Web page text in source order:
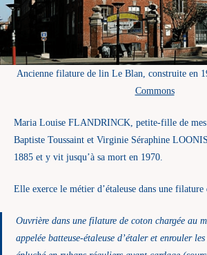
Ancienne filature de lin Le Blan, construite en
Commons
Maria Louise FLANDRINCK, petite-fille de mes
Baptiste Toussaint et Virginie Séraphine
1885 et y vit jusqu’à sa mort en 1970.
Elle exerce le métier d’étaleuse dans une
Ouvrière dans une filature de coton chargée au
appelée batteuse-étaleuse d’étaler et enrouler